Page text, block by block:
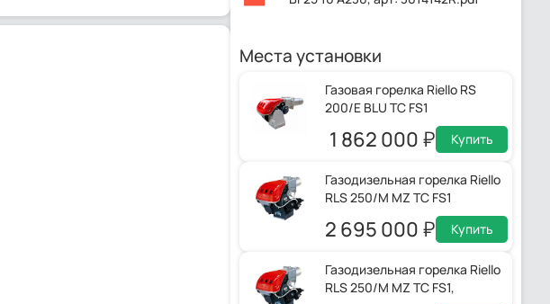
Места установки
Газовая горелка Riello RS
200/E BLU TC FS1
1 862 000 Купить
Газодизельная горелка Riello
RLS 250/M MZ TC FS1
2 695 000 Купить
Газодизельная горелка Riello
RLS 250/M MZ TC FS1,